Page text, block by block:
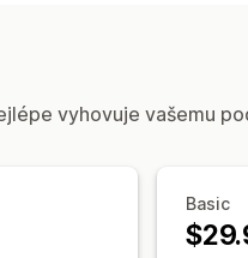
vyhovuje vašemu
Basic